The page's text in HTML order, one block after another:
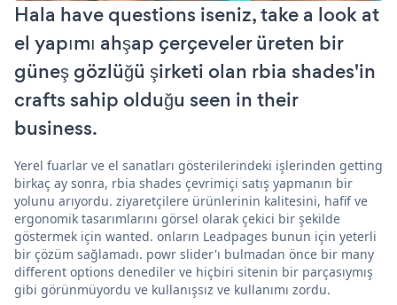
Hala have questions iseniz, take a look at
el yapımı ahşap çerçeveler üreten bir
güneş gözlüğü şirketi olan rbia shades'in
crafts sahip olduğu seen in their
business.
Yerel fuarlar ve el sanatları gösterilerindeki işlerinden getting
birkaç ay sonra, rbia shades çevrimiçi satış yapmanın bir
yolunu arıyordu. ziyaretçilere ürünlerinin kalitesini, hafif ve
ergonomik tasarımlarını görsel olarak çekici bir şekilde
göstermek için wanted. onların Leadpages bunun için yeterli
bir çözüm sağlamadı. powr slider'ı bulmadan önce bir many
different options denediler ve hiçbiri sitenin bir parçasıymış
gibi görünmüyordu ve kullanışsız ve kullanımı zordu.